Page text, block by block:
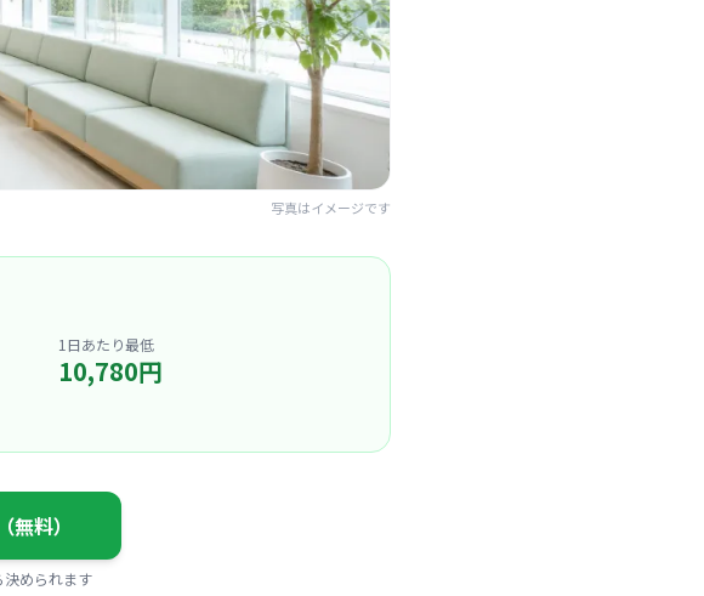
写真はイメージです
1日あたり最低
10,780円
料）
決められます